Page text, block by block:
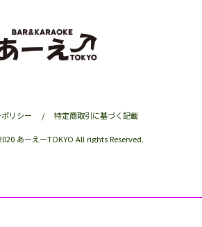
リシー / 特定商取引に基づく記載
あーえーTOKYO All rights Reserved.